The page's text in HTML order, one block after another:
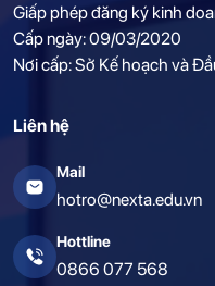
Giấp phép đăng ký kinh
Cấp ngày: 09/03/2020
Nơi cấp: Sở Kế hoạch và
Liên hệ
Mail
hotro@nexta.edu.vn
Hottline
0866 077 568